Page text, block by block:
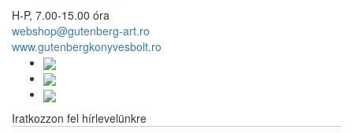
H-P, 7.00-15.00 óra
webshop@gutenberg-art.ro
www.gutenbergkonyvesbolt.ro
Iratkozzon fel hírlevelünkre